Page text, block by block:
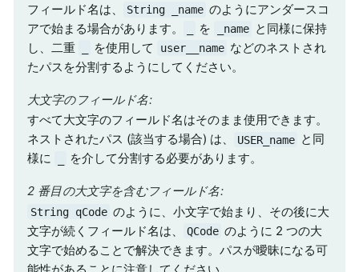
フィールド名は、
String _name のようにアンダースコ
アで始まる場合があります。
を _name と同様に保持
し、二重
を使用して user__name などのネストされ
たパスを分割するようにしてください。
大文字のフィールド名:
すべて大文字のフィールド名はそのまま使用できます。
ネストされたパス (該当する場合) は、
USER_name と同
様に
を介して分割する必要があります。
2 番目の大文字を含むフィールド名:
String qCode のように、小文字で始まり、その後に大
文字が続くフィールド名は、
QCode のように 2 つの大
文字で始めることで解決できます。パスが曖昧になる可